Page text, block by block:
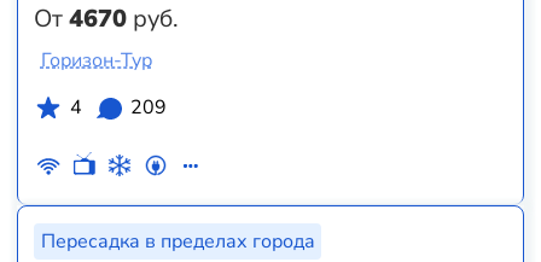
От4670 руб.
Горизон-Тур
4
209
Пересадка в пределах города